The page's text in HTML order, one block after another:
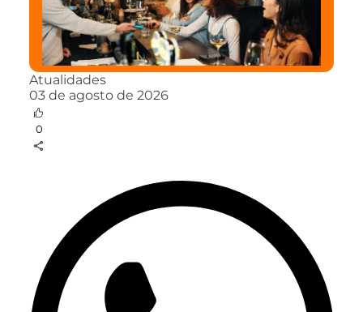
Atualidades
03 de agosto de 2026
0